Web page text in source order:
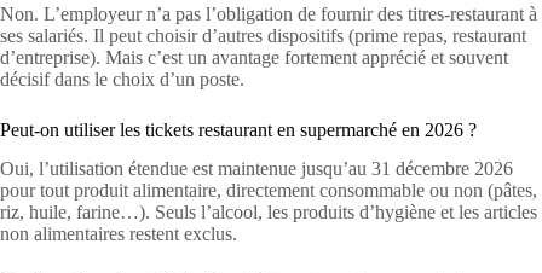
Non. L’employeur n’a pas l’obligation de fournir des titres-restaurant à
ses salariés. Il peut choisir d’autres dispositifs (prime repas, restaurant
d’entreprise). Mais c’est un avantage fortement apprécié et souvent
décisif dans le choix d’un poste.
Peut-on utiliser les tickets restaurant en supermarché en 2026 ?
Oui, l’utilisation étendue est maintenue jusqu’au 31 décembre 2026
pour tout produit alimentaire, directement consommable ou non (pâtes,
riz, huile, farine…). Seuls l’alcool, les produits d’hygiène et les articles
non alimentaires restent exclus.